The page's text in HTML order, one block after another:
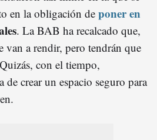
en la obligación de poner en
. La BAB ha recalcado que,
van a rendir, pero tendrán que
con el tiempo,
de crear un espacio seguro para